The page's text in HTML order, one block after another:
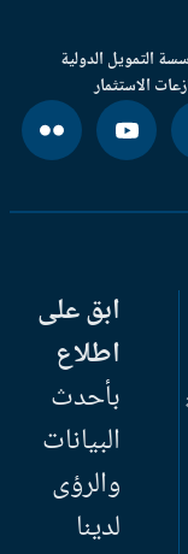
الدولية
الاستثمار
ابق على
اطلاع
بأحدث
البيانات
والرؤى
لدينا